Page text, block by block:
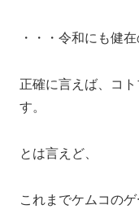
・・・令和にも健
正確に言えば、コ
す。
とは言えど、
これまでケムコの